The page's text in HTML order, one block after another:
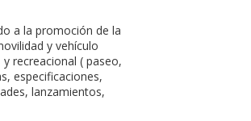
a la promoción de la
y vehículo
recreacional ( paseo,
especificaciones,
lanzamientos,